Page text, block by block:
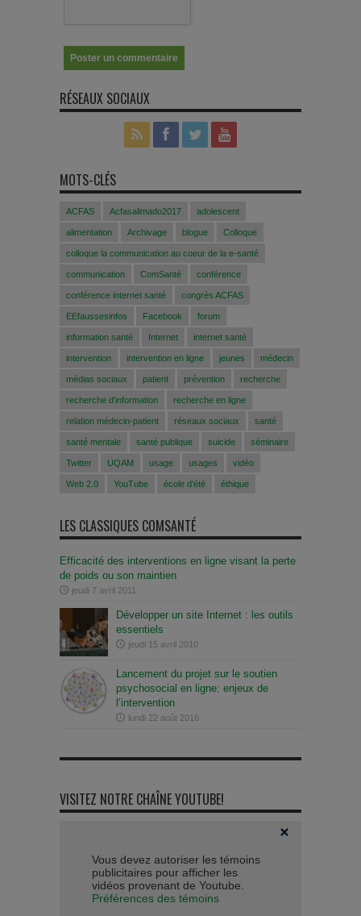
RÉSEAUX SOCIAUX
MOTS-CLÉS
ACFAS Acfasalimado2017 adolescent
alimentation Archivage blogue Colloque
colloque la communication au coeur de la e-santé
communication ComSanté conférence
conférence internet santé congrès ACFAS
EEfaussesinfos Facebook forum
information santé Internet internet santé
intervention intervention en ligne jeunes médecin
médias sociaux patient prévention recherche
recherche d'information recherche en ligne
relation médecin-patient réseaux sociaux santé
santé mentale santé publique suicide séminaire
Twitter UQAM usage usages vidéo
Web 2.0 YouTube école d'été éthique
LES CLASSIQUES COMSANTÉ
Efficacité des interventions en ligne visant la perte
de poids ou son maintien
jeudi 7 avril 2011
Développer un site Internet : les outils
essentiels
jeudi 15 avril 2010
Lancement du projet sur le soutien
psychosocial en ligne: enjeux de
l’intervention
lundi 22 août 2016
VISITEZ NOTRE CHAÎNE YOUTUBE!
Vous devez autoriser les témoins
publicitaires pour afficher les
vidéos provenant de Youtube.
Préférences des témoins